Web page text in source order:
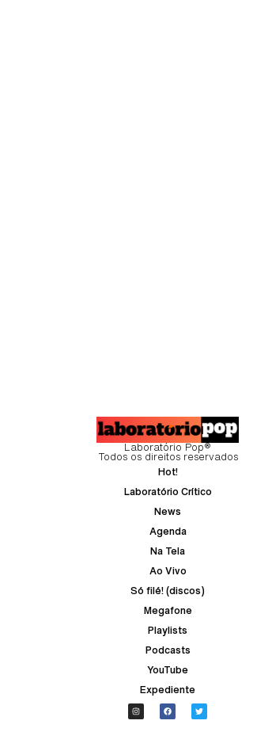
Laboratório Pop®
Todos os direitos reservados
Hot!
Laboratório Crítico
News
Agenda
Na Tela
Ao Vivo
Só filé! (discos)
Megafone
Playlists
Podcasts
YouTube
Expediente